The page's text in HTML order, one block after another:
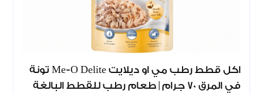
اكل قطط رطب مي او ديلايت Me-O Delite تونة
في المرق 70 جرام | طعام رطب للقطط البالغة